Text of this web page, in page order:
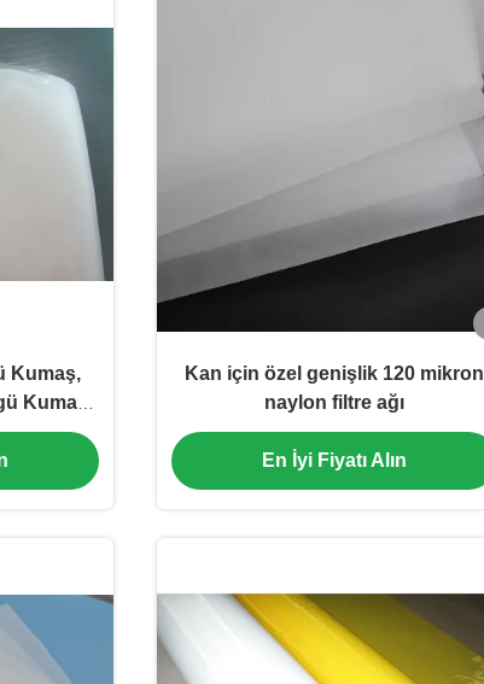
Kumaş,
Kumaş
Kan için özel genişlik 120 mikron
naylon filtre ağı
En İyi Fiyatı Alın